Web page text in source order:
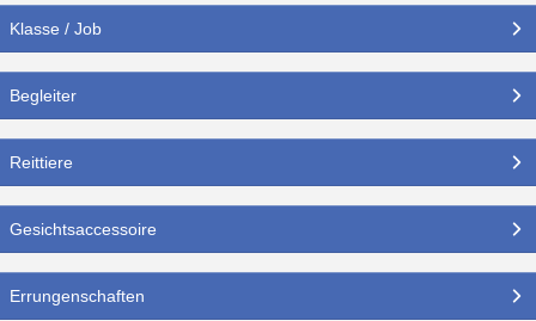
Klasse / Job
Begleiter
Reittiere
Gesichtsaccessoire
Errungenschaften